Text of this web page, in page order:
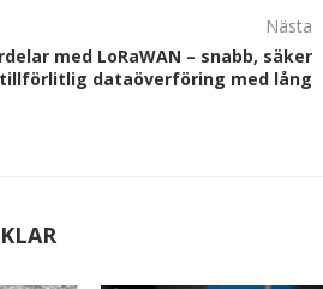
Nästa
med LoRaWAN – snabb, säker
dataöverföring med lång